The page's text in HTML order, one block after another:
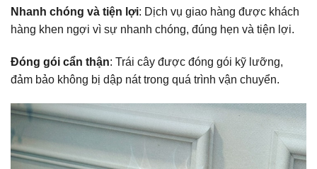
Nhanh chóng và tiện lợi: Dịch vụ giao hàng được khách
hàng khen ngợi vì sự nhanh chóng, đúng hẹn và tiện lợi.
Đóng gói cẩn thận: Trái cây được đóng gói kỹ lưỡng,
đảm bảo không bị dập nát trong quá trình vận chuyển.